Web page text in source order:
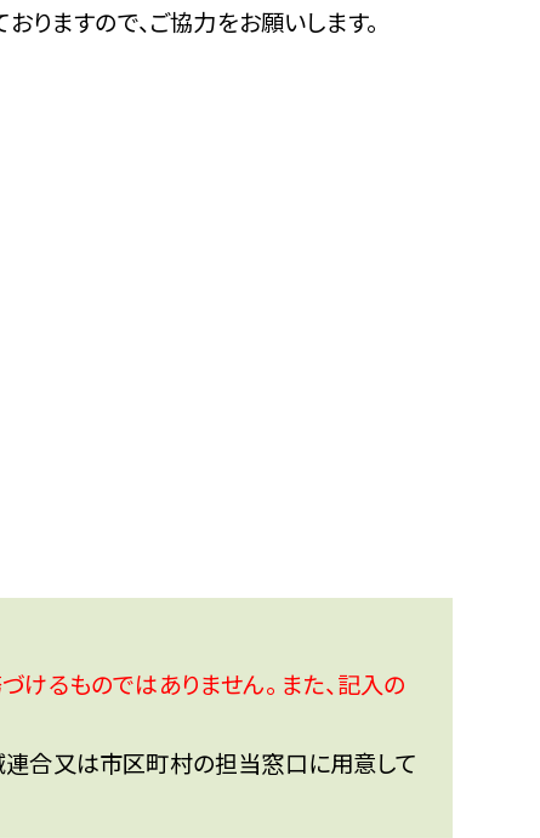
りますので、ご協力をお願いします。
るものではありません。 また、記入の
連合又は市区町村の担当窓口に用意して